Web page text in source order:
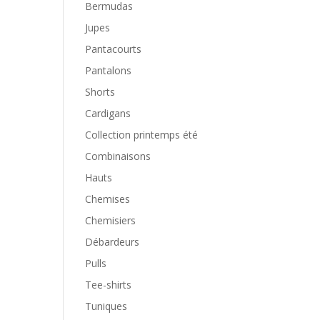
Bermudas
Jupes
Pantacourts
Pantalons
Shorts
Cardigans
Collection printemps été
Combinaisons
Hauts
Chemises
Chemisiers
Débardeurs
Pulls
Tee-shirts
Tuniques